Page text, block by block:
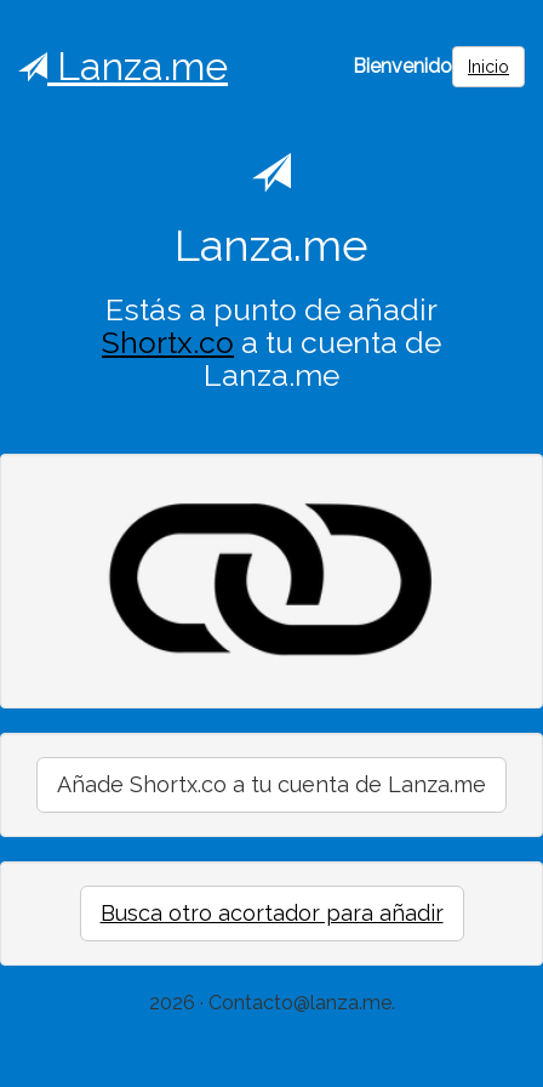
Lanza.me Bienvenido Inicio
Lanza.me
Estás a punto de añadir
Shortx.co a tu cuenta de
Lanza.me
Añade Shortx.co a tu cuenta de Lanza.me
Busca otro acortador para añadir
2026 · Contacto@lanza.me.